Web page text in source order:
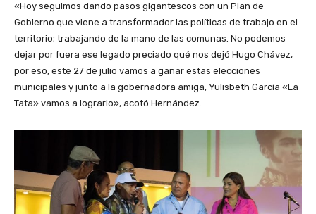
«Hoy seguimos dando pasos gigantescos con un Plan de
Gobierno que viene a transformador las políticas de trabajo en el
territorio; trabajando de la mano de las comunas. No podemos
dejar por fuera ese legado preciado qué nos dejó Hugo Chávez,
por eso, este 27 de julio vamos a ganar estas elecciones
municipales y junto a la gobernadora amiga, Yulisbeth García «La
Tata» vamos a lograrlo», acotó Hernández.